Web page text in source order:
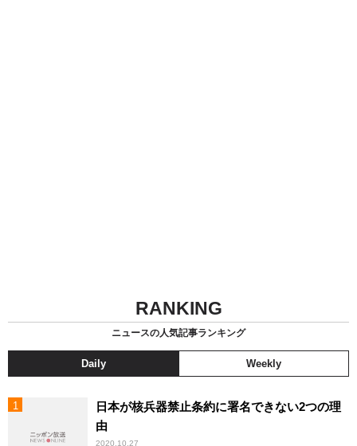
RANKING
ニュースの人気記事ランキング
Daily Weekly
日本が核兵器禁止条約に署名できない2つの理
由
2020.10.27